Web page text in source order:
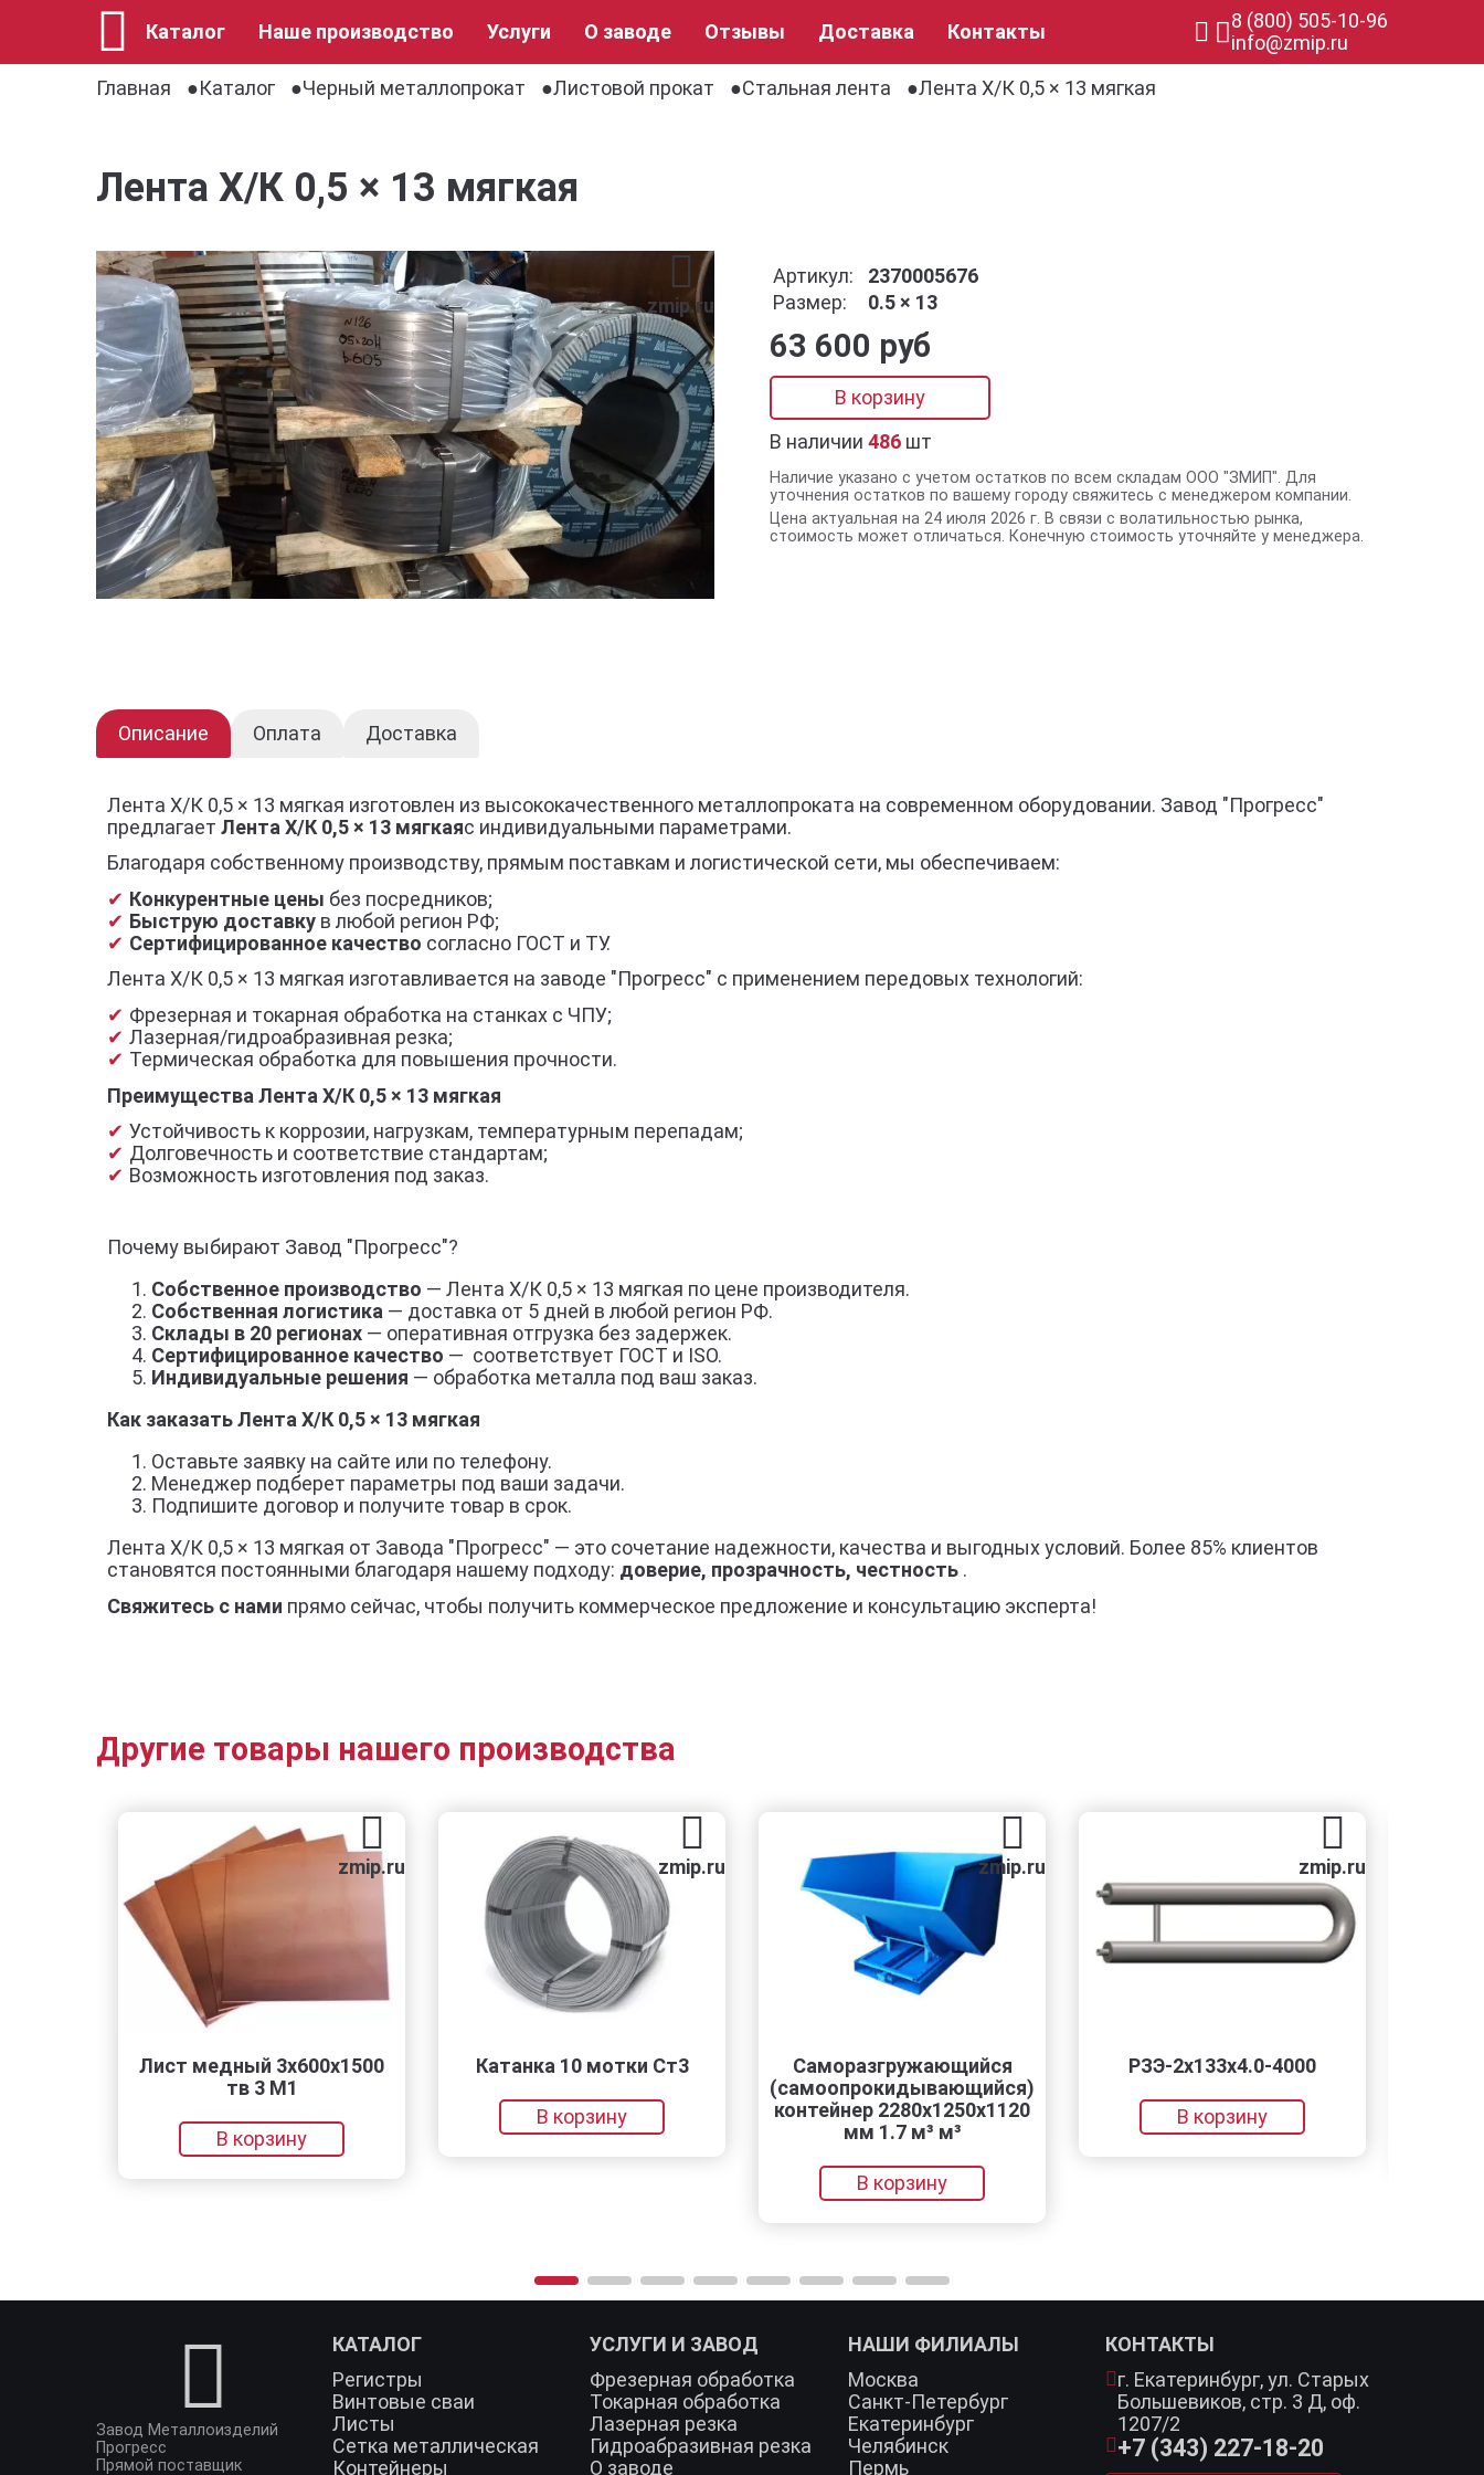
Каталог Наше производство Услуги О заводе Отзывы Доставка Контакты
8 (800) 505-10-96
info@zmip.ru
Главная
Каталог Черный металлопрокат Листовой прокат Стальная лента Лента Х/К 0,5 × 13 мягкая
Лента Х/К 0,5 × 13 мягкая
zmip.ru
Артикул:
2370005676
Размер:
0.5 × 13
63 600 руб
В корзину
В наличии 486 шт
Наличие указано с учетом остатков по всем складам ООО "ЗМИП". Для
уточнения остатков по вашему городу свяжитесь с менеджером компании.
Цена актуальная на 24 июля 2026 г. В связи с волатильностью рынка,
стоимость может отличаться. Конечную стоимость уточняйте у менеджера.
Описание Оплата Доставка
Лента Х/К 0,5 × 13 мягкая изготовлен из высококачественного металлопроката на современном оборудовании. Завод "Прогресс"
предлагает Лента Х/К 0,5 × 13 мягкаяс индивидуальными параметрами.
Благодаря собственному производству, прямым поставкам и логистической сети, мы обеспечиваем:
Конкурентные цены без посредников;
Быструю доставку в любой регион РФ;
Сертифицированное качество согласно ГОСТ и ТУ.
Лента Х/К 0,5 × 13 мягкая изготавливается на заводе "Прогресс" с применением передовых технологий:
Фрезерная и токарная обработка на станках с ЧПУ;
Лазерная/гидроабразивная резка;
Термическая обработка для повышения прочности.
Преимущества Лента Х/К 0,5 × 13 мягкая
Устойчивость к коррозии, нагрузкам, температурным перепадам;
Долговечность и соответствие стандартам;
Возможность изготовления под заказ.
Почему выбирают Завод "Прогресс"?
Собственное производство — Лента Х/К 0,5 × 13 мягкая по цене производителя.
Собственная логистика — доставка от 5 дней в любой регион РФ.
Склады в 20 регионах — оперативная отгрузка без задержек.
Сертифицированное качество — соответствует ГОСТ и ISO.
Индивидуальные решения — обработка металла под ваш заказ.
Как заказать Лента Х/К 0,5 × 13 мягкая
Оставьте заявку на сайте или по телефону.
Менеджер подберет параметры под ваши задачи.
Подпишите договор и получите товар в срок.
Лента Х/К 0,5 × 13 мягкая от Завода "Прогресс" — это сочетание надежности, качества и выгодных условий. Более 85% клиентов
становятся постоянными благодаря нашему подходу: доверие, прозрачность, честность .
Свяжитесь с нами прямо сейчас, чтобы получить коммерческое предложение и консультацию эксперта!
Другие товары нашего производства
zmip.ru
Лист медный 3х600х1500
тв 3 М1
В корзину
zmip.ru
Катанка 10 мотки Ст3
В корзину
zmip.ru
Саморазгружающийся
(самоопрокидывающийся)
контейнер 2280x1250x1120
мм 1.7 м³ м³
В корзину
zmip.ru
РЗЭ-2x133x4.0-4000
В корзину
Завод Металлоизделий
Прогресс
Прямой поставщик
КАТАЛОГ
Регистры
Винтовые сваи
Листы
Сетка металлическая
Контейнеры
УСЛУГИ И ЗАВОД
Фрезерная обработка
Токарная обработка
Лазерная резка
Гидроабразивная резка
О заводе
НАШИ ФИЛИАЛЫ
Москва
Санкт-Петербург
Екатеринбург
Челябинск
Пермь
КОНТАКТЫ
г. Екатеринбург,ул. Старых
Большевиков, стр. 3 Д, оф.
1207/2
+7 (343) 227-18-20